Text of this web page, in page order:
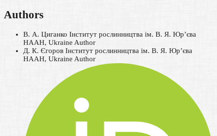
Authors
В. А. Циганко Інститут рослинництва ім. В. Я. Юр’єва
НААН, Ukraine Author
Д. К. Єгоров Інститут рослинництва ім. В. Я. Юр’єва
НААН, Ukraine Author